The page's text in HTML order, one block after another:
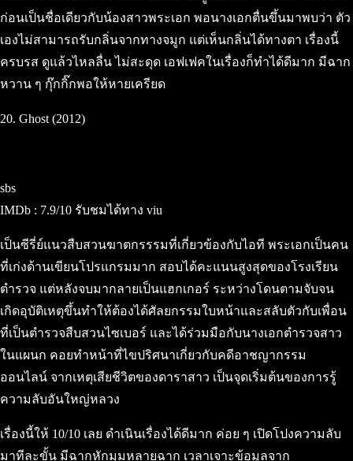
ก่อนเป็นชื่อเดียวกับน้องสาวพระเอก พอนางเอกตื่นขึ้นมาพบว่า ตัว
เองไม่สามารถรับกลิ่นจากทางจมูก แต่เห็นกลิ่นได้ทางตา เรื่องนี้
ครบรส ดูแล้วไหลลื่น ไม่สะดุด เอฟเฟคในเรื่องก็ทำได้ดีมาก มีฉาก
หวาน ๆ กุ๊กกิ๊กพอให้หายเครียด
20. Ghost (2012)
sbs
IMDb : 7.9/10 รับชมได้ทาง viu
เป็นซีรี่ย์แนวสืบสวนฆาตกรรรมที่เกี่ยวข้องกับไอที พระเอกเป็นคน
ที่เก่งด้านเขียนโปรแกรมมาก สอบได้คะแนนสูงสุดของโรงเรียน
ตำรวจ แต่หลังจบมากลายเป็นแฮกเกอร์ ระหว่างโดนตามจับจน
เกิดอุบัติเหตุขึ้นทำให้ต้องได้ศัลยกรรมใบหน้าและสลับตัวกับเพื่อน
ที่เป็นตำรวจสืบสวนไซเบอร์ และได้ร่วมมือกับนางเอกตำรวจสาว
ในแผนก คอยทำหน้าที่ไขปริศนาเกี่ยวกับคดีอาชญากรรม
ออนไลน์ จากเหตุเสียชีวิตของดาราสาว เป็นจุดเริ่มต้นของการรู้
ความลับอันใหญ่หลวง
เรื่องนี้ให้ 10/10 เลย ดำเนินเรื่องได้ดีมาก ค่อย ๆ เปิดโปงความลับ
มาทีละขั้น มีฉากหักมุมหลายฉาก เวลาเจาะข้อมูลจาก